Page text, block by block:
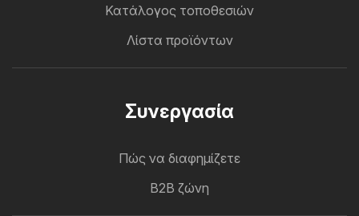
Κατάλογος τοποθεσιών
Λίστα προϊόντων
Συνεργασία
Πώς να διαφημίζετε
B2B ζώνη